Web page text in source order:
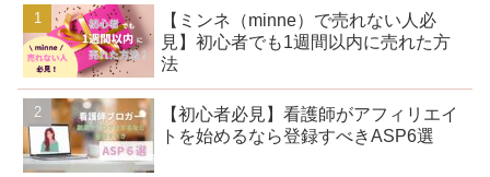
【ミンネ（minne）で売れない人必
見】初心者でも1週間以内に売れた方
法
【初心者必見】看護師がアフィリエイ
トを始めるなら登録すべきASP6選